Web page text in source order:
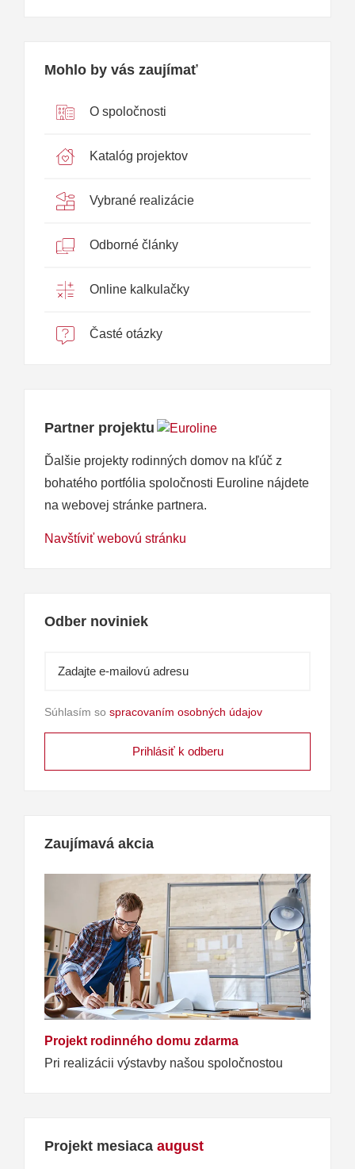
Mohlo by vás zaujímať
O spoločnosti
Katalóg projektov
Vybrané realizácie
Odborné články
Online kalkulačky
Časté otázky
Partner projektu
Ďalšie projekty rodinných domov na kľúč z
bohatého portfólia spoločnosti Euroline nájdete
na webovej stránke partnera.
Navštíviť webovú stránku
Odber noviniek
Súhlasím so spracovaním osobných údajov
Zaujímavá akcia
Projekt rodinného domu zdarma
Pri realizácii výstavby našou spoločnostou
Projekt mesiaca august